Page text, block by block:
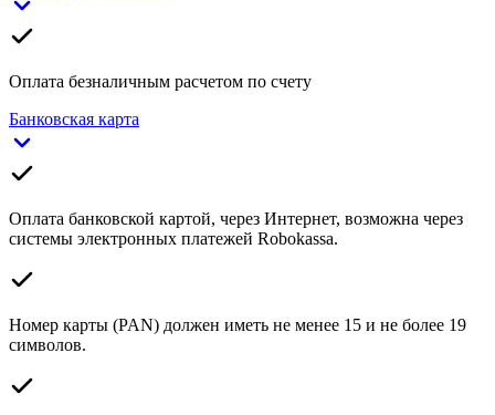
Оплата безналичным расчетом по счету
Банковская карта
Оплата банковской картой, через Интернет, возможна через
системы электронных платежей Robokassa.
Номер карты (PAN) должен иметь не менее 15 и не более 19
символов.